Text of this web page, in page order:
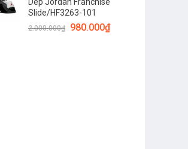
Slide/HF3263-101
2.000.000₫ 980.000₫